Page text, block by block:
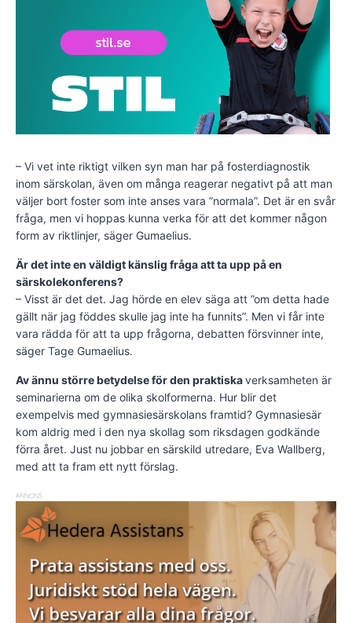
– Vi vet inte riktigt vilken syn man har på fosterdiagnostik
inom särskolan, även om många reagerar negativt på att man
väljer bort foster som inte anses vara ”normala”. Det är en svår
fråga, men vi hoppas kunna verka för att det kommer någon
form av riktlinjer, säger Gumaelius.
Är det inte en väldigt känslig fråga att ta upp på en
särskolekonferens?
– Visst är det det. Jag hörde en elev säga att ”om detta hade
gällt när jag föddes skulle jag inte ha funnits”. Men vi får inte
vara rädda för att ta upp frågorna, debatten försvinner inte,
säger Tage Gumaelius.
Av ännu större betydelse för den praktiskaverksamheten är
seminarierna om de olika skolformerna. Hur blir det
exempelvis med gymnasiesärskolans framtid? Gymnasiesär
kom aldrig med i den nya skollag som riksdagen godkände
förra året. Just nu jobbar en särskild utredare, Eva Wallberg,
med att ta fram ett nytt förslag.
ANNONS